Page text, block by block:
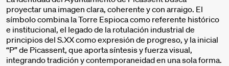
proyectar una imagen clara, coherente y con arraigo. El
símbolo combina la Torre Espioca como referente histórico
e institucional, el legado de la rotulación industrial de
principios del S.XX como expresión de progreso, y la inicial
“P” de Picassent, que aporta síntesis y fuerza visual,
integrando tradición y contemporaneidad en una sola forma.